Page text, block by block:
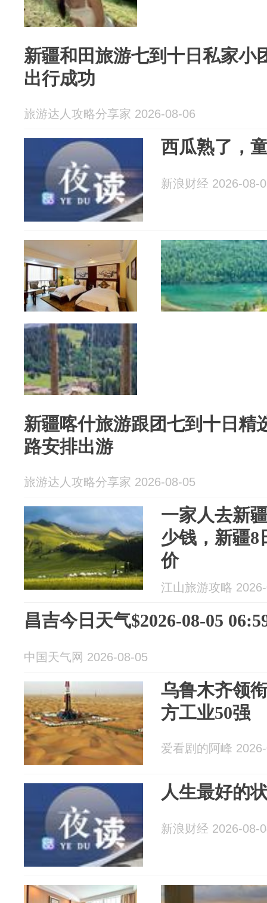
新疆和田旅游七到十日私家小
出行成功
旅游达人攻略分享家 2026-08-06
西瓜熟了，
新浪财经 2026-08-
新疆喀什旅游跟团七到十日精
路安排出游
旅游达人攻略分享家 2026-08-05
一家人去新
少钱，新疆8
价
江山旅游攻略
昌吉今日天气$2026-08-05
中国天气网 2026-08-05
乌鲁木齐领
方工业50强
爱看剧的阿峰
人生最好的
新浪财经 2026-08-